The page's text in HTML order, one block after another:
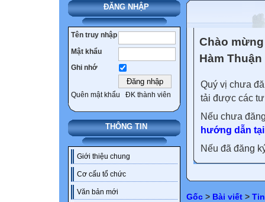
ĐĂNG NHẬP
Tên truy nhập
Mật khẩu
Ghi nhớ
Quên mật khẩu ĐK thành viên
THÔNG TIN
Giới thiệu chung
Cơ cấu tổ chức
Văn bản mới
Chào
Hàm Thuận
Quý vị chưa
tải được các
Nếu chưa
hướng dẫn
Nếu đã đăng
Gốc > Bài viết >